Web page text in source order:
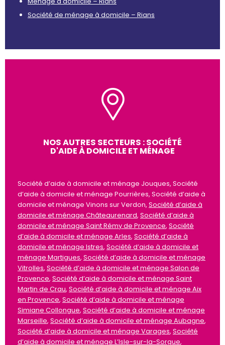
Société de ménage à domicile – Rians
NOS AUTRES SECTEURS : SOCIÉTÉ
D'AIDE À DOMICILE ET MÉNAGE
Société d’aide à domicile et ménage Jouques, Société
d’aide à domicile et ménage Pourrières, Société d’aide à
domicile et ménage Vinons sur Verdon, Société d’aide à
domicile et ménage Châteaurenard, Société d’aide à
domicile et ménage Saint Rémy de Provence, Société
d’aide à domicile et ménage Arles, Société d’aide à
domicile et ménage Istres, Société d’aide à domicile et
ménage Martigues, Société d’aide à domicile et ménage
Vitrolles, Société d’aide à domicile et ménage Salon de
Provence, Société d’aide à domicile et ménage Saint
Martin de Crau, Société d’aide à domicile et ménage Aix
en Provence, Société d’aide à domicile et ménage
Simiane Collongue, Société d’aide à domicile et ménage
Marseille, Société d’aide à domicile et ménage Aubagne,
Société d’aide à domicile et ménage Varages, Société
d’aide à domicile et ménage L’Isle-sur-la-Sorgue,